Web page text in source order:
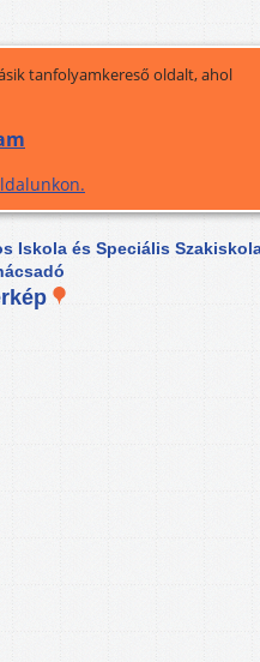
tanfolyamkereső oldalt, ahol
Iskola és Speciális